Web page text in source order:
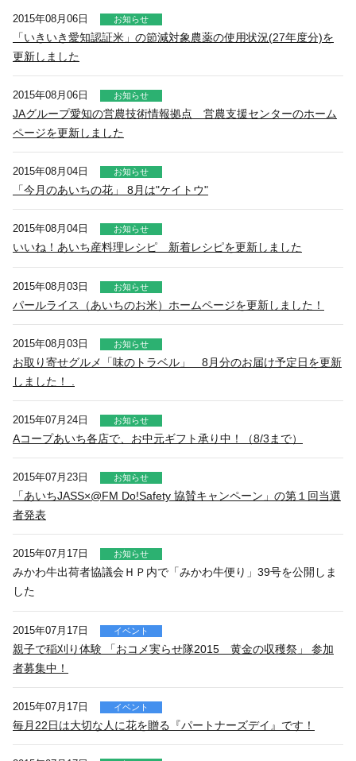
2015年08月06日 お知らせ
「いきいき愛知認証米」の節減対象農薬の使用状況(27年度分)を
更新しました
2015年08月06日 お知らせ
JAグループ愛知の営農技術情報拠点 営農支援センターのホーム
ページを更新しました
2015年08月04日 お知らせ
「今月のあいちの花」 8月は"ケイトウ"
2015年08月04日 お知らせ
いいね！あいち産料理レシピ 新着レシピを更新しました
2015年08月03日 お知らせ
パールライス（あいちのお米）ホームページを更新しました！
2015年08月03日 お知らせ
お取り寄せグルメ「味のトラベル」 8月分のお届け予定日を更新
しました！ .
2015年07月24日 お知らせ
Aコープあいち各店で、お中元ギフト承り中！（8/3まで）
2015年07月23日 お知らせ
「あいちJASS×@FM Do!Safety 協賛キャンペーン」の第１回当選
者発表
2015年07月17日 お知らせ
みかわ牛出荷者協議会ＨＰ内で「みかわ牛便り」39号を公開しま
した
2015年07月17日 イベント
親子で稲刈り体験 「おコメ実らせ隊2015 黄金の収穫祭」 参加
者募集中！
2015年07月17日 イベント
毎月22日は大切な人に花を贈る『パートナーズデイ』です！